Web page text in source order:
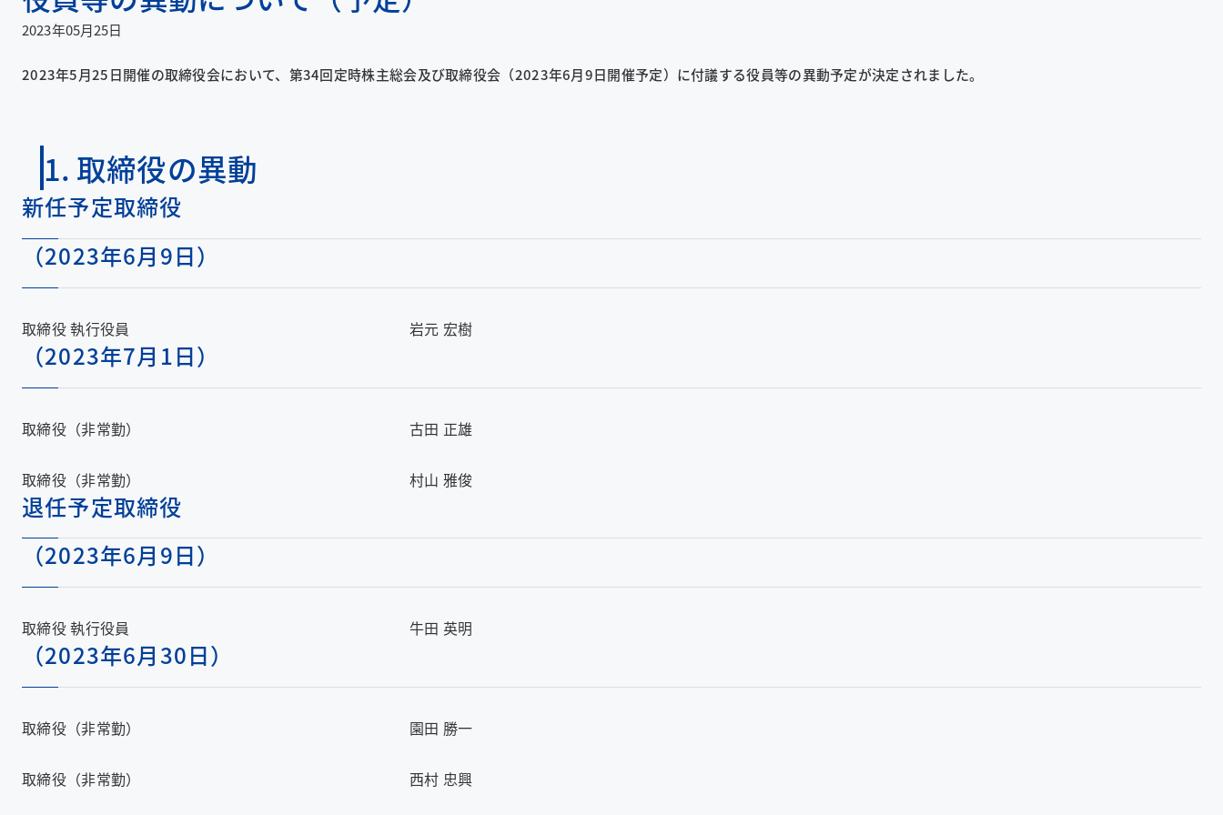
2023年05月25日
2023年5月25日開催の取締役会において、第34回定時株主総会及び取締役会（2023年6月9日開催予定）に付議する役員等の異動予定が決定されました。
1. 取締役の異動
新任予定取締役
（2023年6月9日）
取締役 執行役員 岩元 宏樹
（2023年7月1日）
取締役（非常勤） 古田 正雄
取締役（非常勤） 村山 雅俊
退任予定取締役
（2023年6月9日）
取締役 執行役員 牛田 英明
（2023年6月30日）
取締役（非常勤） 園田 勝一
取締役（非常勤） 西村 忠興